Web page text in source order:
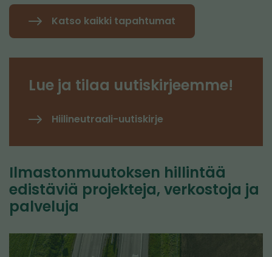
Katso kaikki tapahtumat
Lue ja tilaa uutiskirjeemme!
Hiilineutraali-uutiskirje
Ilmastonmuutoksen hillintää
edistäviä projekteja, verkostoja ja
palveluja